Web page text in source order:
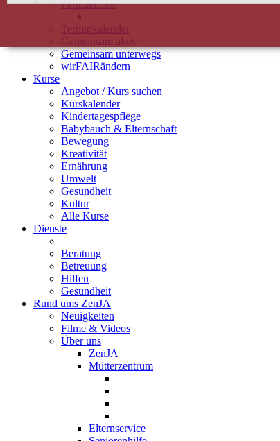
Familiencafé
Terminkalender
Gemeinsam aktiv
Gemeinsam unterwegs
wirFAIRändern
Kurse
Angebot / Kurs suchen
Kurskalender
Kindertagespflege
Babybauch & Elternschaft
Bewegung
Kreativität
Ernährung
Umwelt
Gesundheit
Kultur
Alle Kurse
Dienste
Beratung
Betreuung
Hilfen
Gesundheit
Rund ums ZenJA
Neuigkeiten
Filme & Videos
Über uns
ZenJA
Mütterzentrum
Elternservice